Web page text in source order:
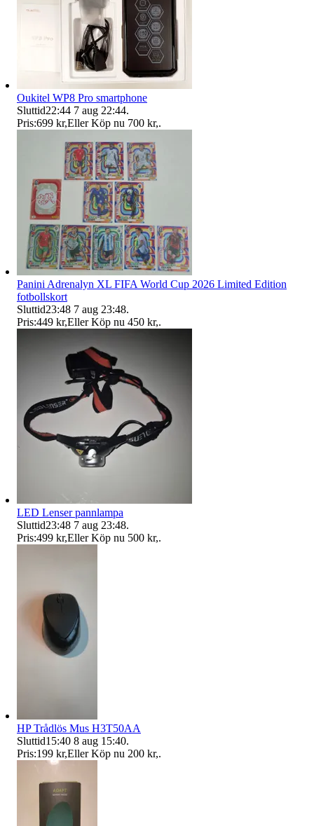
Oukitel WP8 Pro smartphone
Sluttid22:44 7 aug 22:44.
Pris:699 kr,Eller Köp nu 700 kr,.
Panini Adrenalyn XL FIFA World Cup 2026 Limited Edition
fotbollskort
Sluttid23:48 7 aug 23:48.
Pris:449 kr,Eller Köp nu 450 kr,.
LED Lenser pannlampa
Sluttid23:48 7 aug 23:48.
Pris:499 kr,Eller Köp nu 500 kr,.
HP Trådlös Mus H3T50AA
Sluttid15:40 8 aug 15:40.
Pris:199 kr,Eller Köp nu 200 kr,.